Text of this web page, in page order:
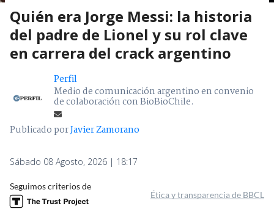
Quién era Jorge Messi: la historia
del padre de Lionel y su rol clave
en carrera del crack argentino
Perfil
Medio de comunicación argentino en convenio
de colaboración con BioBioChile.
Publicado porJavier Zamorano
Sábado 08 Agosto, 2026 | 18:17
Seguimos criterios de
Ética y transparencia de BBCL